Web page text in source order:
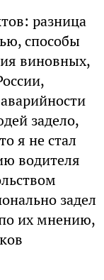
разница
способы
виновных,
задело,
я не стал
водителя
задел
их мнению,